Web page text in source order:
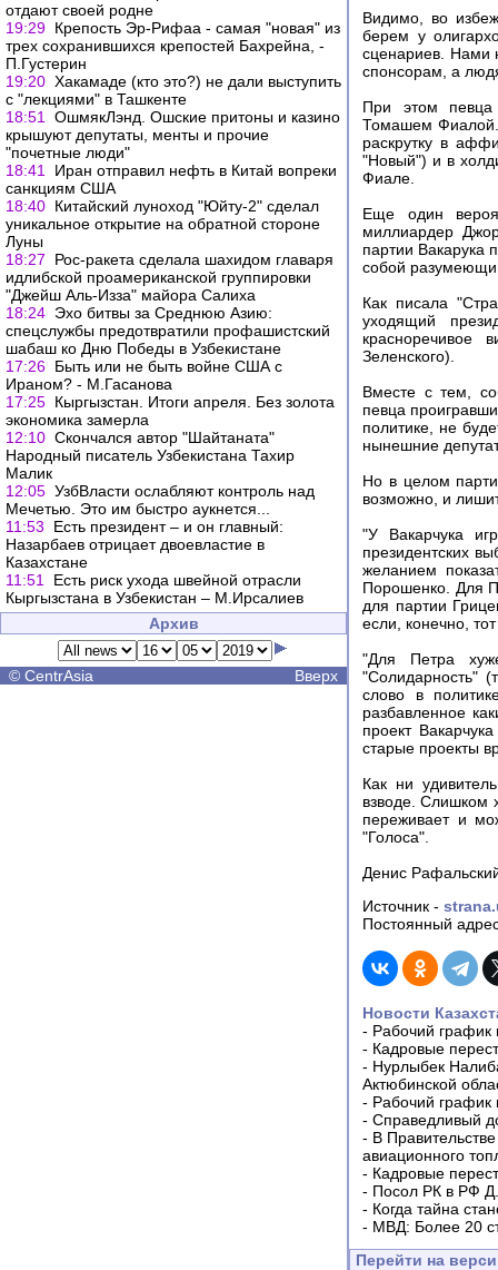
отдают своей родне
19:29 Крепость Эр-Рифаа - самая "новая" из
трех сохранившихся крепостей Бахрейна, -
П.Густерин
19:20 Хакамаде (кто это?) не дали выступить
с "лекциями" в Ташкенте
18:51
ОшмякЛэнд. Ошские притоны и казино
крышуют депутаты, менты и прочие
"почетные люди"
18:41
Иран отправил нефть в Китай вопреки
санкциям США
18:40 Китайский луноход "Юйту-2" сделал
уникальное открытие на обратной стороне
Луны
18:27
Рос-ракета сделала шахидом главаря
идлибской проамериканской группировки
"Джейш Аль-Изза" майора Салиха
18:24 Эхо битвы за Среднюю Азию:
спецслужбы предотвратили профашистский
шабаш ко Дню Победы в Узбекистане
17:26 Быть или не быть войне США с
Ираном? - М.Гасанова
17:25 Кыргызстан. Итоги апреля. Без золота
экономика замерла
12:10 Скончался автор "Шайтаната"
Народный писатель Узбекистана Тахир
Малик
12:05 УзбВласти ослабляют контроль над
Мечетью. Это им быстро аукнется...
11:53
Есть президент – и он главный:
Назарбаев отрицает двоевластие в
Казахстане
11:51
Есть риск ухода швейной отрасли
Кыргызстана в Узбекистан – М.Ирсалиев
Архив
© CentrAsia Вверх
Видимо, во
берем у
сценариев. Нами
спонсорам, а
При этом певца
Томашем Фиалой.
раскрутку в
"Новый") и в
Фиале.
Еще один
миллиардер
партии Вакарука
собой
Как писала
уходящий
красноречивое
Зеленского).
Вместе с тем,
певца
политике, не
нынешние
Но в целом
возможно, и
"У Вакарчука
президентских
желанием
Порошенко. Для
для партии
если, конечно,
"Для Петра
"Солидарность"
слово в
разбавленное
проект
старые проекты
Как ни
взводе. Слишком
переживает и
"Голоса".
Денис
Источник -
Постоянный
Новости
- Рабочий график
- Кадровые
- Нурлыбек
Актюбинской
- Рабочий график
- Справедливый
- В
авиационного
- Кадровые
- Посол РК в РФ
- Когда тайна
- МВД: Более 20
Перейти на